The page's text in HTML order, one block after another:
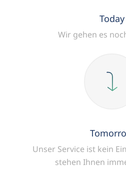
Today
Wir gehen es
Unser Service ist kein
stehen Ihnen